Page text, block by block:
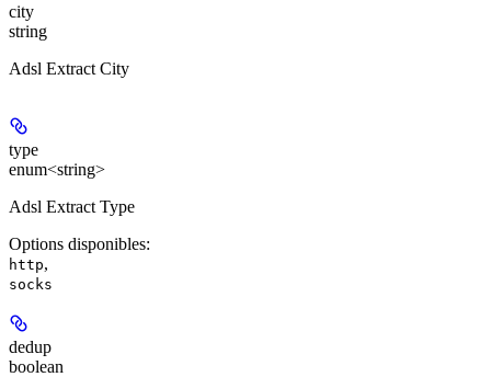
city
string
Adsl Extract City
type
enum<string>
Adsl Extract Type
Options disponibles:
http,
socks
dedup
boolean